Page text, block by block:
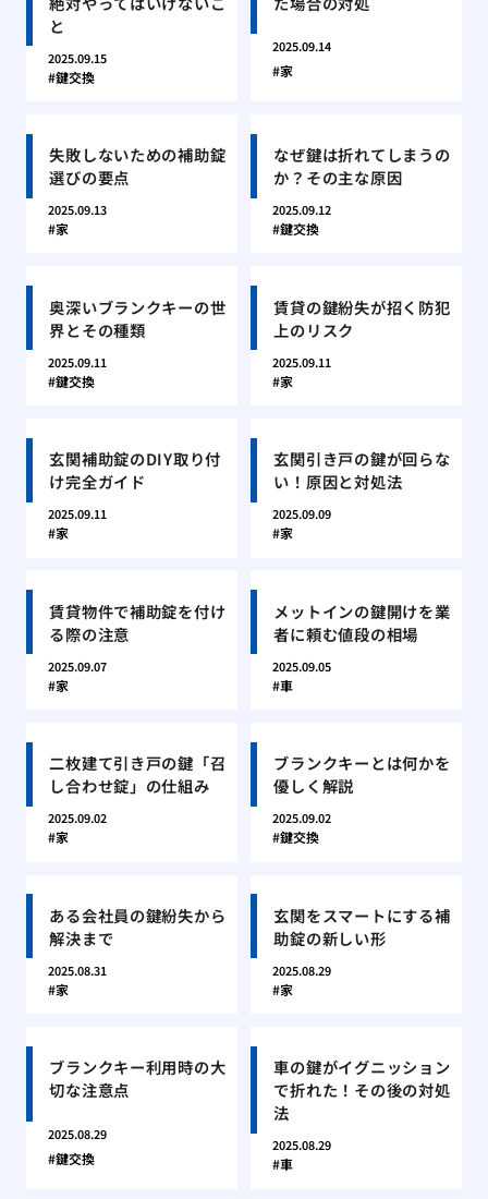
と
2025.09.15
鍵交換
2025.09.14
家
失敗しないための補助錠
選びの要点
2025.09.13
家
なぜ鍵は折れてしまうの
か？その主な原因
2025.09.12
鍵交換
奥深いブランクキーの世
界とその種類
2025.09.11
鍵交換
賃貸の鍵紛失が招く防犯
上のリスク
2025.09.11
家
玄関補助錠のDIY取り付
け完全ガイド
2025.09.11
家
玄関引き戸の鍵が回らな
い！原因と対処法
2025.09.09
家
賃貸物件で補助錠を付け
る際の注意
2025.09.07
家
メットインの鍵開けを業
者に頼む値段の相場
2025.09.05
車
二枚建て引き戸の鍵「召
し合わせ錠」の仕組み
2025.09.02
家
ブランクキーとは何かを
優しく解説
2025.09.02
鍵交換
ある会社員の鍵紛失から
解決まで
2025.08.31
家
玄関をスマートにする補
助錠の新しい形
2025.08.29
家
ブランクキー利用時の大
切な注意点
2025.08.29
鍵交換
車の鍵がイグニッション
で折れた！その後の対処
法
2025.08.29
車